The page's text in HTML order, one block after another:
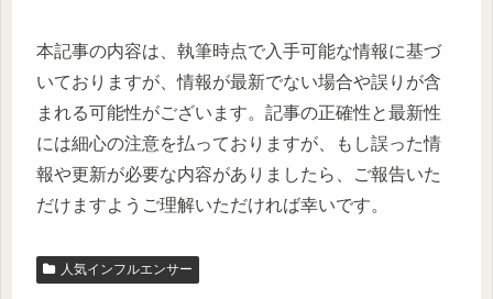
本記事の内容は、執筆時点で入手可能な情報に基づ
いておりますが、情報が最新でない場合や誤りが含
まれる可能性がございます。記事の正確性と最新性
には細心の注意を払っておりますが、もし誤った情
報や更新が必要な内容がありましたら、ご報告いた
だけますようご理解いただければ幸いです。
人気インフルエンサー